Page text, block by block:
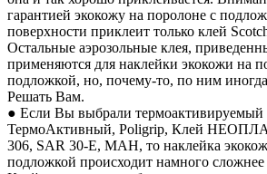
гарантией экокожу на поролоне с
поверхности приклеит только клей
Остальные аэрозольные клея,
применяются для наклейки экокожи на
подложкой, но, почему-то, по ним
Решать Вам.
● Если Вы выбрали термоактивируемый
ТермоАктивный, Poligrip, Клей
306, SAR 30-E, MAH, то наклейка
подложкой происходит намного